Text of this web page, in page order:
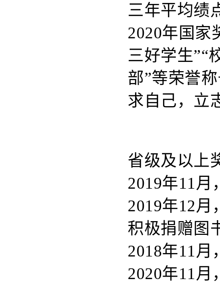
三年平均绩
2020年国家
三好学生”“
部”等荣誉
求自己，立
省级及以上
2019年11
2019年12
积极捐赠图
2018年11
2020年11月